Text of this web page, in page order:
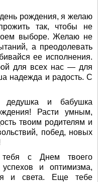
рождения, я желаю
так, чтобы не
выборе. Желаю не
а преодолевать
ее исполнения.
для всех нас — для
надежда и радость. С
и бабушка
Расти умным,
твоим родителям и
побед, новых
тебя с Днем твоего
и оптимизма,
и света. Еще тебе